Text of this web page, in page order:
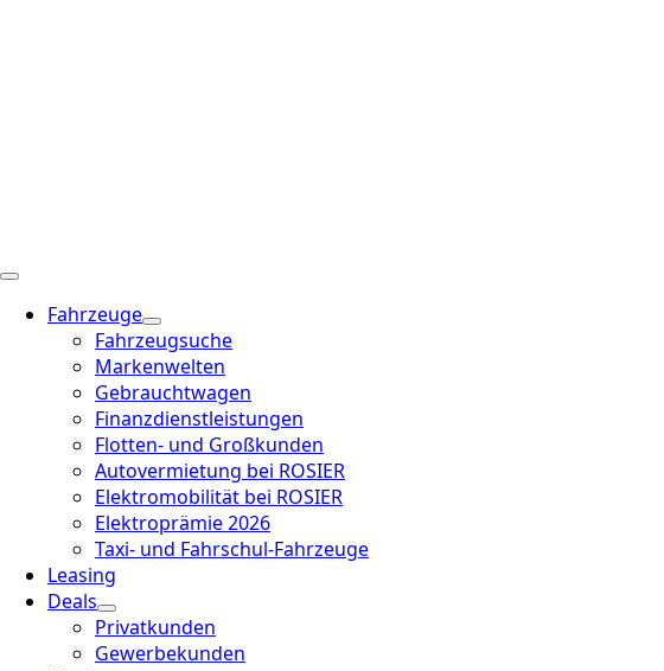
Fahrzeuge
Fahrzeugsuche
Markenwelten
Gebrauchtwagen
Finanzdienstleistungen
Flotten- und Großkunden
Autovermietung bei ROSIER
Elektromobilität bei ROSIER
Elektroprämie 2026
Taxi- und Fahrschul-Fahrzeuge
Leasing
Deals
Privatkunden
Gewerbekunden